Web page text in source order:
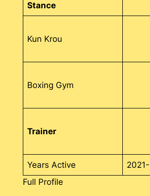
Stance
Kun Krou
Boxing Gym
Trainer
Years Active
Full Profile